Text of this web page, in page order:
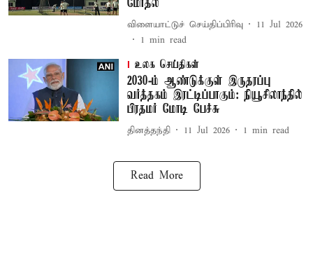
மோதல்
விளையாட்டுச் செய்திப்பிரிவு
11 Jul 2026
1 min read
உலக செய்திகள்
2030-ம் ஆண்டுக்குள் இருதரப்பு
வர்த்தகம் இரட்டிப்பாகும்: நியூசிலாந்தில்
பிரதமர் மோடி பேச்சு
தினத்தந்தி 11 Jul 2026 1 min read
Read More